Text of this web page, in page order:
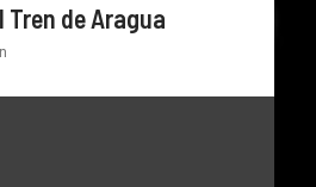
Tren de Aragua